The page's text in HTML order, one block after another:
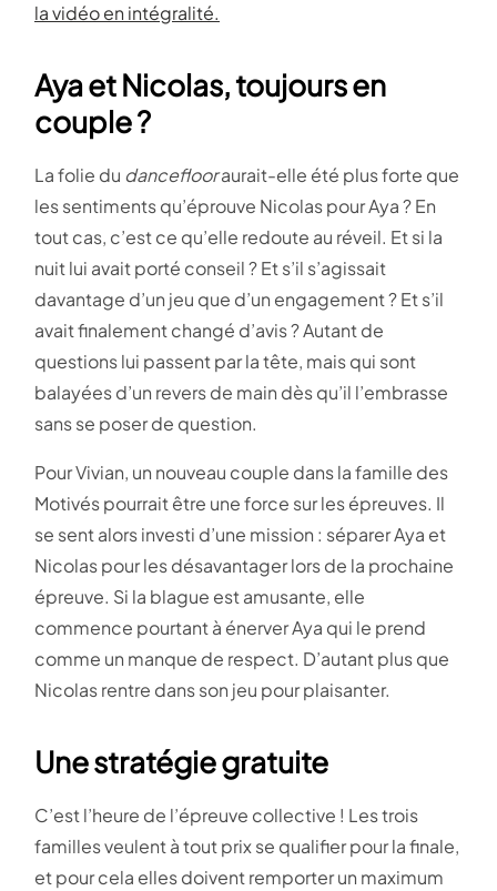
la vidéo en intégralité.
Aya et Nicolas, toujours en
couple ?
La folie du danceflooraurait-elle été plus forte que
les sentiments qu’éprouve Nicolas pour Aya ? En
tout cas, c’est ce qu’elle redoute au réveil. Et si la
nuit lui avait porté conseil ? Et s’il s’agissait
davantage d’un jeu que d’un engagement ? Et s’il
avait finalement changé d’avis ? Autant de
questions lui passent par la tête, mais qui sont
balayées d’un revers de main dès qu’il l’embrasse
sans se poser de question.
Pour Vivian, un nouveau couple dans la famille des
Motivés pourrait être une force sur les épreuves. Il
se sent alors investi d’une mission : séparer Aya et
Nicolas pour les désavantager lors de la prochaine
épreuve. Si la blague est amusante, elle
commence pourtant à énerver Aya qui le prend
comme un manque de respect. D’autant plus que
Nicolas rentre dans son jeu pour plaisanter.
Une stratégie gratuite
C’est l’heure de l’épreuve collective ! Les trois
familles veulent à tout prix se qualifier pour la finale,
et pour cela elles doivent remporter un maximum